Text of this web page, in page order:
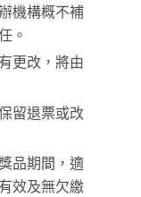
機構概不補
。
更改，將由
留退票或改
品期間，適
效及無欠繳